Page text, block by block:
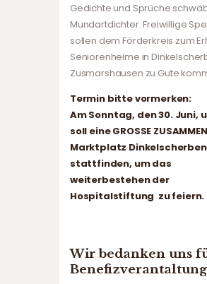
Gedichte und Sprüche
Mundartdichter. Freiwillige
sollen dem Förderkreis zum
Seniorenheime in
Zusmarshausen zu Gute
Termin bitte vormerken:
Am Sonntag, den 30. Juni,
soll eine GROSSE
Marktplatz Dinkelscherben
stattfinden, um das
weiterbestehen der
Hospitalstiftung zu feiern.
Wir bedanken uns